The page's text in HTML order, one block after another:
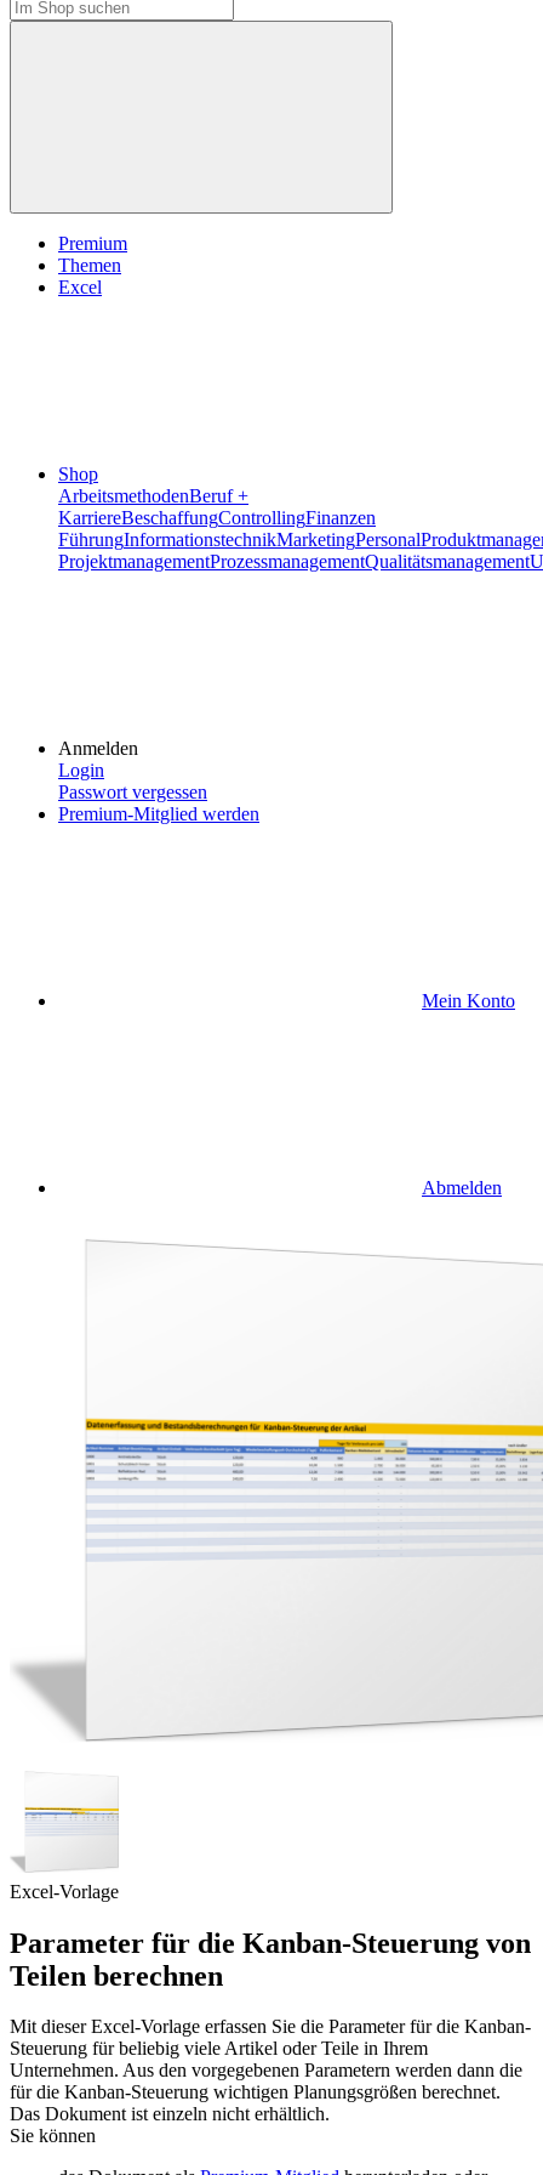
Premium
Themen
Excel
Shop
ArbeitsmethodenBeruf +
KarriereBeschaffungControllingFinanzen
FührungInformationstechnikMarketingPersonal
ProjektmanagementProzessmanagementQualitätsmanagement
Anmelden
Login
Passwort vergessen
Premium-Mitglied werden
Mein Konto
Abmelden
Excel-Vorlage
Parameter für die Kanban-Steuerung von
Teilen berechnen
Mit dieser Excel-Vorlage erfassen Sie die Parameter für die Kanban-
Steuerung für beliebig viele Artikel oder Teile in Ihrem
Unternehmen. Aus den vorgegebenen Parametern werden dann die
für die Kanban-Steuerung wichtigen Planungsgrößen berechnet.
Das Dokument ist einzeln nicht erhältlich.
Sie können